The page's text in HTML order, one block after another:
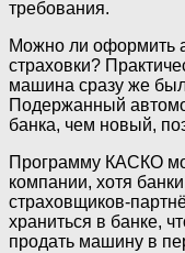
требования.
Можно ли оформить
страховки?
машина сразу же
Подержанный
банка, чем новый,
Программу КАСКО
компании, хотя
страховщиков-
храниться в банке,
продать машину в